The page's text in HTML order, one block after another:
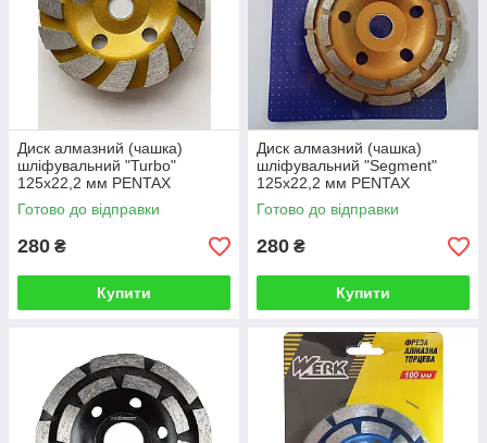
Диск алмазний (чашка)
шліфувальний "Turbo"
125х22,2 мм PENTAX
Готово до відправки
280 ₴
Купити
Диск алмазний (чашка)
шліфувальний "Segment"
125х22,2 мм PENTAX
Готово до відправки
280 ₴
Купити